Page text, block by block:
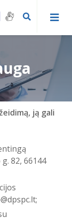
ar
ir
ją gali
82, 66144
;